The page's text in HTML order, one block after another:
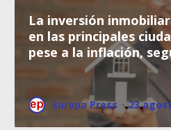
La inversión
en las principales
pese a la inflación,
Europa Press · 23